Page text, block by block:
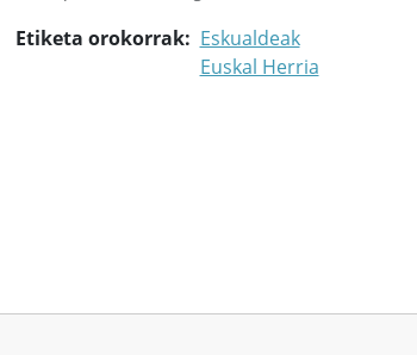
Etiketa orokorrak
Eskualdeak
Euskal Herria